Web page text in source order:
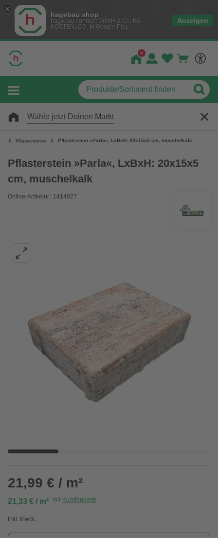
hagebau shop
hagebau connect GmbH & Co. KG
KOSTENLOS- In Google Play
Anzeigen
Wähle jetzt Deinen Markt
Pflastersteine Pflasterstein »Parla«, LxBxH: 20x15x5 cm, muschelkalk
Pflasterstein »Parla«, LxBxH: 20x15x5
cm, muschelkalk
Online-Artikelnr.: 1414927
21,99 € / m²
21,33 € / m² mit Kundenkarte
Inkl. MwSt.